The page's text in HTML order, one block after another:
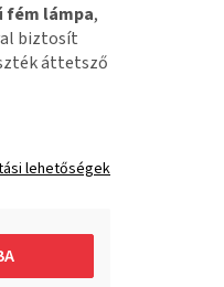
fém lámpa,
biztosít
áttetsző
lehetőségek